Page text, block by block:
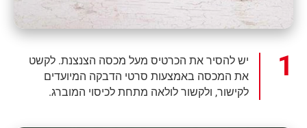
יש להסיר את הכרטיס מעל מכסה הצנצנת. לקשט
את המכסה באמצעות סרטי הדבקה המיועדים
לקישור, ולקשור לולאה מתחת לכיסוי המוברג.